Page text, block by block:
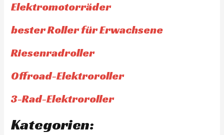
Elektromotorräder
bester Roller für Erwachsene
Riesenradroller
Offroad-Elektroroller
3-Rad-Elektroroller
Kategorien: